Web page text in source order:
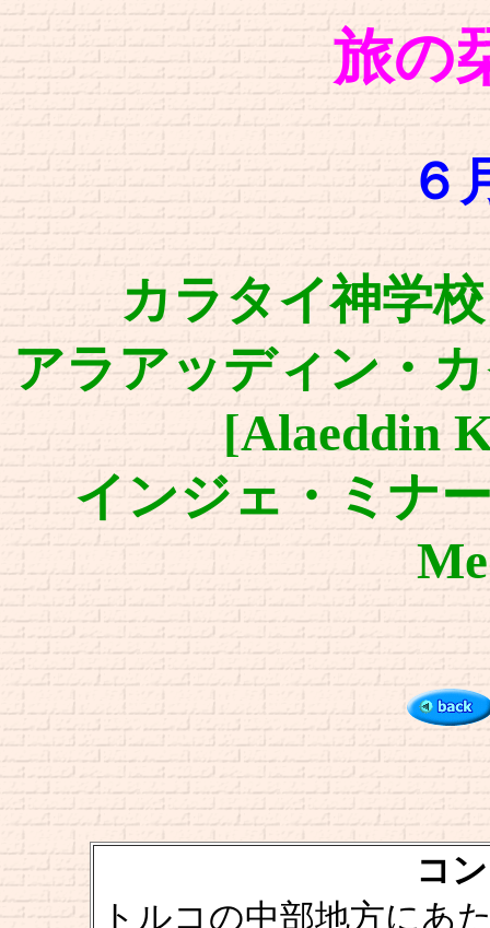
旅の
６
カラタイ神学
アラアッディン・
[Alaeddin
インジェ・ミナ
コ
トルコの中部地方にあ